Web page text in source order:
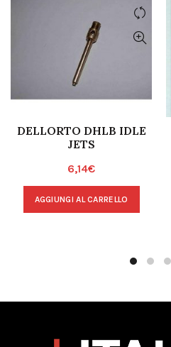
DELLORTO DHLB IDLE
JETS
6,14€
AGGIUNGI AL CARRELLO